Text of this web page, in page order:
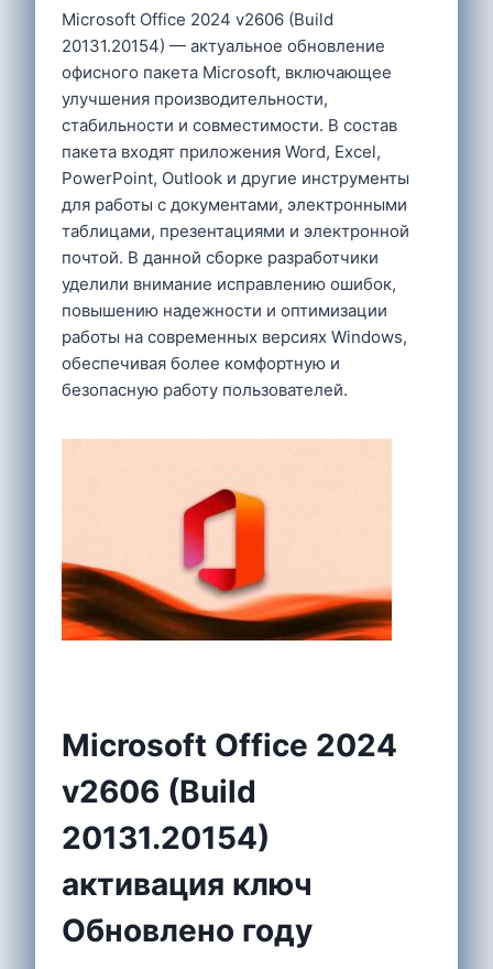
Microsoft Office 2024 v2606 (Build
20131.20154) — актуальное обновление
офисного пакета Microsoft, включающее
улучшения производительности,
стабильности и совместимости. В состав
пакета входят приложения Word, Excel,
PowerPoint, Outlook и другие инструменты
для работы с документами, электронными
таблицами, презентациями и электронной
почтой. В данной сборке разработчики
уделили внимание исправлению ошибок,
повышению надежности и оптимизации
работы на современных версиях Windows,
обеспечивая более комфортную и
безопасную работу пользователей.
Microsoft Office 2024
v2606 (Build
20131.20154)
активация ключ
Обновлено году